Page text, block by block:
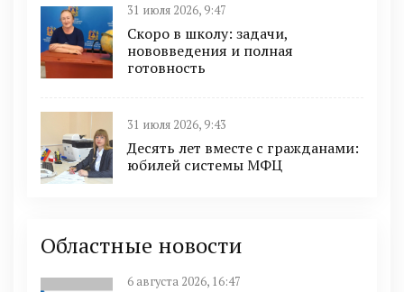
31 июля 2026, 9:47
Скоро в школу: задачи,
нововведения и полная
готовность
31 июля 2026, 9:43
Десять лет вместе с гражданами:
юбилей системы МФЦ
Областные новости
6 августа 2026, 16:47